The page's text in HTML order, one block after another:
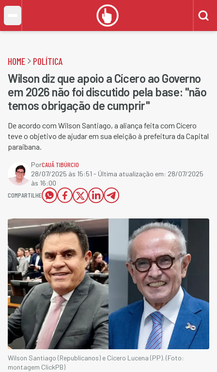
HOME POLÍTICA
Wilson diz que apoio a Cícero ao Governo
em 2026 não foi discutido pela base: "não
temos obrigação de cumprir"
De acordo com Wilson Santiago, a aliança feita com Cícero
teve o objetivo de ajudar em sua eleição à prefeitura da Capital
paraibana.
PorCAUÃ TIBÚRCIO
28/07/2025 às 15:51 - Última atualização em: 28/07/2025
às 16:00
COMPARTILHE
Wilson Santiago (Republicanos) e Cícero Lucena (PP). (Foto:
montagem ClickPB)